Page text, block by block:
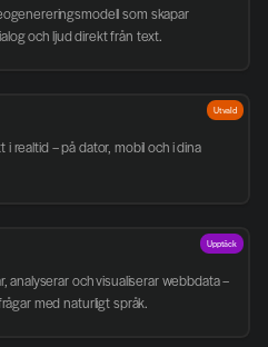
som skapar
och ljud direkt från text.
i realtid – på dator, mobil och i dina
Utvald
analyserar och visualiserar webbdata –
med naturligt språk.
Upptäck